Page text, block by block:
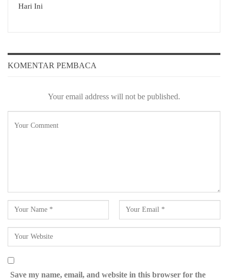
Hari Ini
KOMENTAR PEMBACA
Your email address will not be published.
Save my name, email, and website in this browser for the